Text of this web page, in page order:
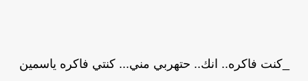
_كنت فاكره.. انك.. حتهربي مني... كنتي فاكره ياسمين